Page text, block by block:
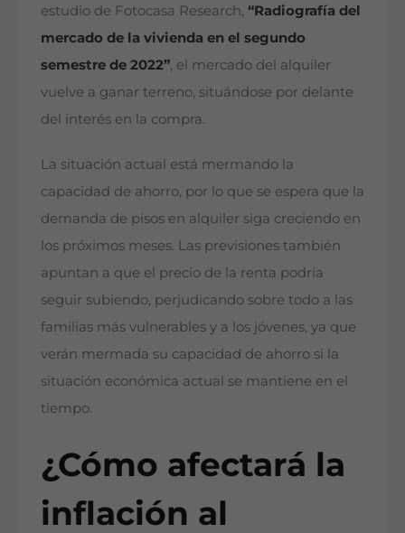
estudio de Fotocasa Research, “Radiografía del
mercado de la vivienda en el segundo
semestre de 2022”, el mercado del alquiler
vuelve a ganar terreno, situándose por delante
del interés en la compra.
La situación actual está mermando la
capacidad de ahorro, por lo que se espera que la
demanda de pisos en alquiler siga creciendo en
los próximos meses. Las previsiones también
apuntan a que el precio de la renta podría
seguir subiendo, perjudicando sobre todo a las
familias más vulnerables y a los jóvenes, ya que
verán mermada su capacidad de ahorro si la
situación económica actual se mantiene en el
tiempo.
¿Cómo afectará la
inflación al